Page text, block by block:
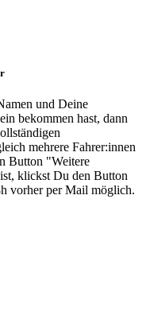
und Deine
bekommen hast, dann
mehrere Fahrer:innen
Button "Weitere
klickst Du den Button
vorher per Mail möglich.